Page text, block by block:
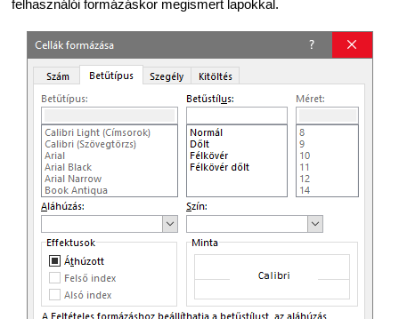
felhasználói formázáskor megismert lapokkal.